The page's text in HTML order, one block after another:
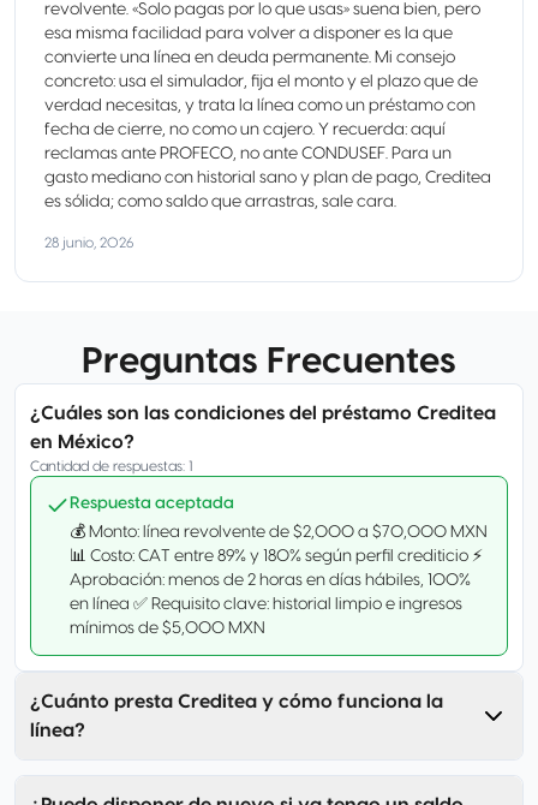
revolvente. «Solo pagas por lo que usas» suena bien, pero
esa misma facilidad para volver a disponer es la que
convierte una línea en deuda permanente. Mi consejo
concreto: usa el simulador, fija el monto y el plazo que de
verdad necesitas, y trata la línea como un préstamo con
fecha de cierre, no como un cajero. Y recuerda: aquí
reclamas ante PROFECO, no ante CONDUSEF. Para un
gasto mediano con historial sano y plan de pago, Creditea
es sólida; como saldo que arrastras, sale cara.
28 junio, 2026
Preguntas Frecuentes
¿Cuáles son las condiciones del préstamo Creditea
en México?
Cantidad de respuestas: 1
Respuesta aceptada
💰 Monto: línea revolvente de $2,000 a $70,000 MXN
📊 Costo: CAT entre 89% y 180% según perfil crediticio ⚡
Aprobación: menos de 2 horas en días hábiles, 100%
en línea ✅ Requisito clave: historial limpio e ingresos
mínimos de $5,000 MXN
¿Cuánto presta Creditea y cómo funciona la
línea?